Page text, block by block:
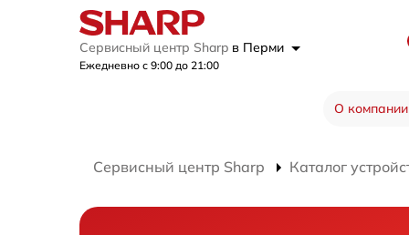
Сервисный центр Sharp в Перми
Ежедневно с 9:00 до 21:00
О компании
Сервисный центр Sharp Каталог